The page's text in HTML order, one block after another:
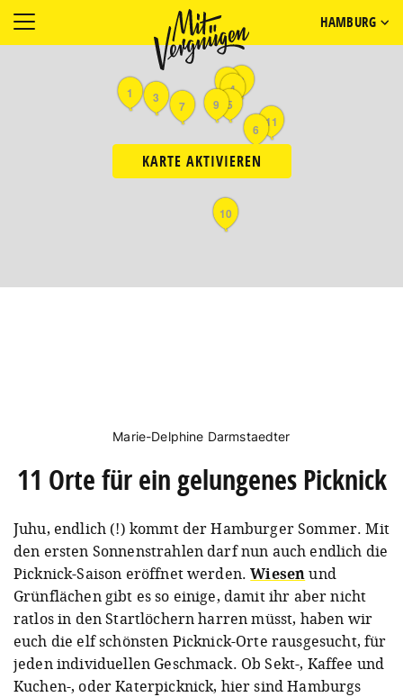
HAMBURG
KARTE AKTIVIEREN
8
5
1 3
2
4
6
9
10
11
7
Marie-Delphine Darmstaedter
11 Orte für ein gelungenes Picknick
Juhu, endlich (!) kommt der Hamburger Sommer.Mit
den ersten Sonnenstrahlen darf nun auch endlich die
Picknick-Saison eröffnet werden.Wiesenund
Grünflächen gibt es so einige, damit ihr aber nicht
ratlos in den Startlöchern harren müsst, haben wir
euch die elf schönsten Picknick-Orte rausgesucht, für
jeden individuellen Geschmack. Ob Sekt-, Kaffee und
Kuchen-, oder Katerpicknick, hier sind Hamburgs